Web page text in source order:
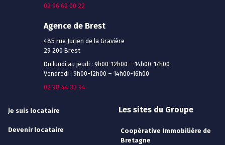
02 96 62 00 22
Agence de Brest
485 rue Jurien de la Gravière
29 200 Brest
Du lundi au jeudi : 9h00-12h00 – 14h00-17h00
Vendredi : 9h00-12h00 – 14h00-16h00
02 98 44 33 94
Je suis locataire
Devenir locataire
Les sites du Groupe
Coopérative Immobilière de
Bretagne